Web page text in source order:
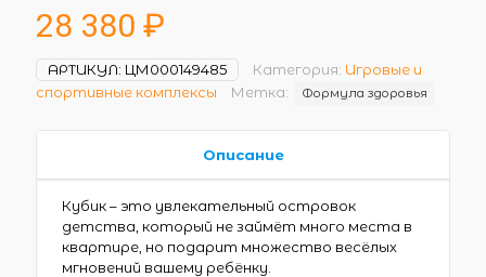
28 380 ₽
АРТИКУЛ: ЦМ000149485 Категория: Игровые и
спортивные комплексы
Метка: Формула здоровья
Описание
Кубик – это увлекательный островок
детства, который не займёт много места в
квартире, но подарит множество весёлых
мгновений вашему ребёнку.